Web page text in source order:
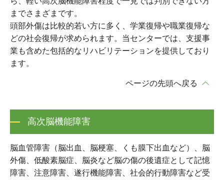
までさまざまです。
頭部外傷は比較的若い方に多く、学業復帰や職業復帰な
どの社会復帰が求められます。当センターでは、支援事
業も含めた包括的なリハビリテーションを提供しており
ます。
ページの先頭へ戻る
高次脳機能障害
脳血管障害（脳出血、脳梗塞、くも膜下出血など）、脳
外傷、低酸素脳症、脳炎など脳の傷の後遺症として記憶
障害、注意障害、遂行機能障害、社会的行動障害など受